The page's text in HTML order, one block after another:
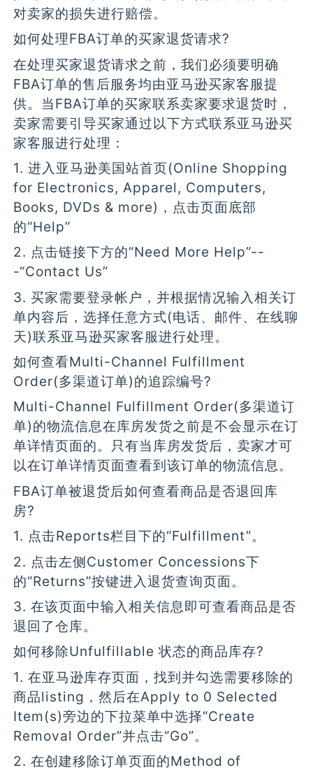
对卖家的损失进行赔偿。
如何处理FBA订单的买家退货请求?
在处理买家退货请求之前，我们必须要明确
FBA订单的售后服务均由亚马逊买家客服提
供。当FBA订单的买家联系卖家要求退货时，
卖家需要引导买家通过以下方式联系亚马逊买
家客服进行处理：
1. 进入亚马逊美国站首页(Online Shopping
for Electronics, Apparel, Computers,
Books, DVDs & more)，点击页面底部
的“Help”
2. 点击链接下方的“Need More Help”--
-“Contact Us”
3. 买家需要登录帐户，并根据情况输入相关订
单内容后，选择任意方式(电话、邮件、在线聊
天)联系亚马逊买家客服进行处理。
如何查看Multi-Channel Fulfillment
Order(多渠道订单)的追踪编号?
Multi-Channel Fulfillment Order(多渠道订
单)的物流信息在库房发货之前是不会显示在订
单详情页面的。只有当库房发货后，卖家才可
以在订单详情页面查看到该订单的物流信息。
FBA订单被退货后如何查看商品是否退回库
房?
1. 点击Reports栏目下的“Fulfillment”。
2. 点击左侧Customer Concessions下
的“Returns”按键进入退货查询页面。
3. 在该页面中输入相关信息即可查看商品是否
退回了仓库。
如何移除Unfulfillable 状态的商品库存?
1. 在亚马逊库存页面，找到并勾选需要移除的
商品listing，然后在Apply to 0 Selected
Item(s)旁边的下拉菜单中选择“Create
Removal Order”并点击“Go”。
2. 在创建移除订单页面的Method of